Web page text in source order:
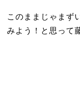
このままじゃまず
みよう！と思って